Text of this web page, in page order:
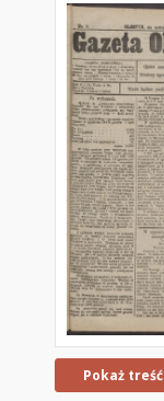
Pokaż treść